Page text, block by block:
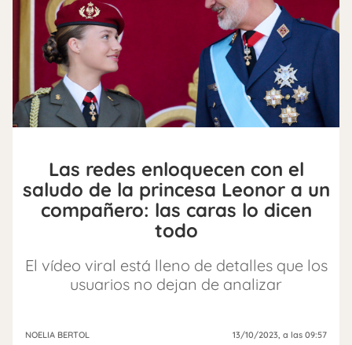
Las redes enloquecen con el
saludo de la princesa Leonor a un
compañero: las caras lo dicen
todo
El vídeo viral está lleno de detalles que los
usuarios no dejan de analizar
NOELIA BERTOL 13/10/2023, a las 09:57